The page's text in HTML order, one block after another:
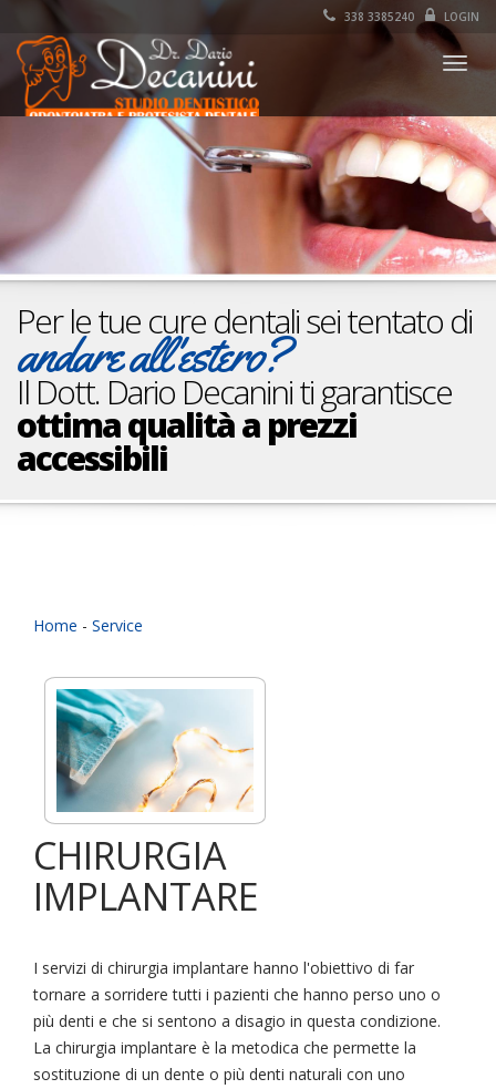
338 3385240 LOGIN
Per le tue cure dentali sei tentato di
andare all'estero?
Il Dott. Dario Decanini ti garantisce
ottima qualità a prezzi
accessibili
Home - Service
CHIRURGIA
IMPLANTARE
I servizi di chirurgia implantare hanno l'obiettivo di far
tornare a sorridere tutti i pazienti che hanno perso uno o
più denti e che si sentono a disagio in questa condizione.
La chirurgia implantare è la metodica che permette la
sostituzione di un dente o più denti naturali con uno